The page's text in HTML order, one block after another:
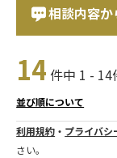
相談内容
14 件中 1 - 14
並び順について
利用規約 ・ プライバシ
さい。